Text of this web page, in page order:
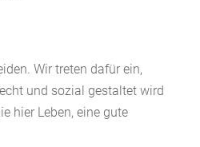
Wir treten dafür ein,
und sozial gestaltet wird
hier Leben, eine gute